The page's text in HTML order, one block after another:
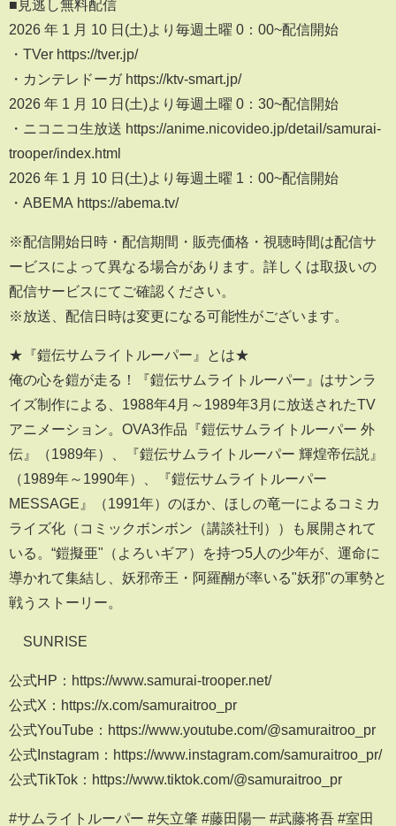
■見逃し無料配信
2026 年 1 月 10 日(土)より毎週土曜 0：00~配信開始
・TVer https://tver.jp/
・カンテレドーガ https://ktv-smart.jp/
2026 年 1 月 10 日(土)より毎週土曜 0：30~配信開始
・ニコニコ生放送 https://anime.nicovideo.jp/detail/samurai-
trooper/index.html
2026 年 1 月 10 日(土)より毎週土曜 1：00~配信開始
・ABEMA https://abema.tv/
※配信開始日時・配信期間・販売価格・視聴時間は配信サ
ービスによって異なる場合があります。詳しくは取扱いの
配信サービスにてご確認ください。
※放送、配信日時は変更になる可能性がございます。
★『鎧伝サムライトルーパー』とは★
俺の心を鎧が走る！『鎧伝サムライトルーパー』はサンラ
イズ制作による、1988年4月～1989年3月に放送されたTV
アニメーション。OVA3作品『鎧伝サムライトルーパー 外
伝』（1989年）、『鎧伝サムライトルーパー 輝煌帝伝説』
（1989年～1990年）、『鎧伝サムライトルーパー
MESSAGE』（1991年）のほか、ほしの竜一によるコミカ
ライズ化（コミックボンボン（講談社刊））も展開されて
いる。“鎧擬亜"（よろいギア）を持つ5人の少年が、運命に
導かれて集結し、妖邪帝王・阿羅醐が率いる"妖邪"の軍勢と
戦うストーリー。
©SUNRISE
公式HP：https://www.samurai-trooper.net/
公式X：https://x.com/samuraitroo_pr
公式YouTube：https://www.youtube.com/@samuraitroo_pr
公式Instagram：https://www.instagram.com/samuraitroo_pr/
公式TikTok：https://www.tiktok.com/@samuraitroo_pr
#サムライトルーパー #矢立肇 #藤田陽一 #武藤将吾 #室田